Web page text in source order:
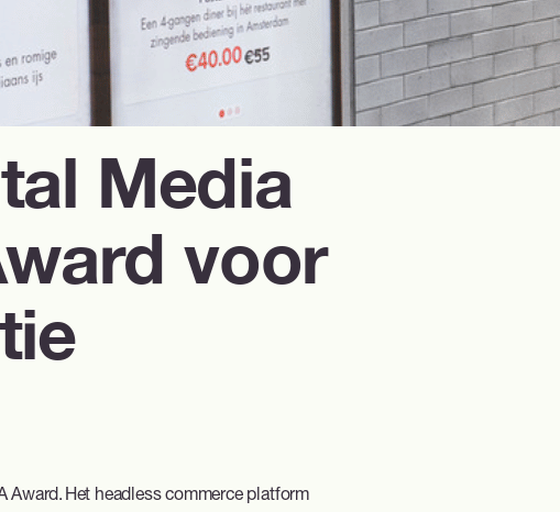
Media
voor
Het headless commerce platform